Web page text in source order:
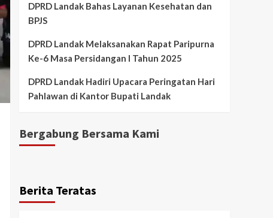
DPRD Landak Bahas Layanan Kesehatan dan
BPJS
DPRD Landak Melaksanakan Rapat Paripurna
Ke-6 Masa Persidangan I Tahun 2025
DPRD Landak Hadiri Upacara Peringatan Hari
Pahlawan di Kantor Bupati Landak
Bergabung Bersama Kami
Berita Teratas